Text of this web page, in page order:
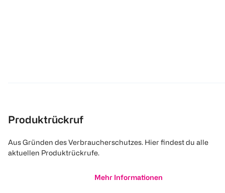
Produktrückruf
Aus Gründen des Verbraucherschutzes. Hier findest du alle
aktuellen Produktrückrufe.
Mehr Informationen